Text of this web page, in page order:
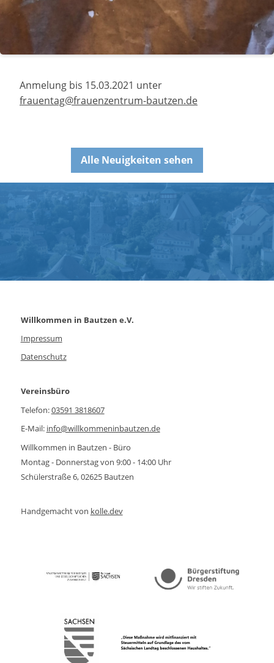
Anmelung bis 15.03.2021 unter
frauentag@frauenzentrum-bautzen.de
Alle Neuigkeiten sehen
Willkommen in Bautzen e.V.
Impressum
Datenschutz
Vereinsbüro
Telefon:03591 3818607
E-Mail: info@willkommeninbautzen.de
Willkommen in Bautzen - Büro
Montag - Donnerstag von 9:00 - 14:00 Uhr
Schülerstraße 6, 02625 Bautzen
Handgemacht von kolle.dev